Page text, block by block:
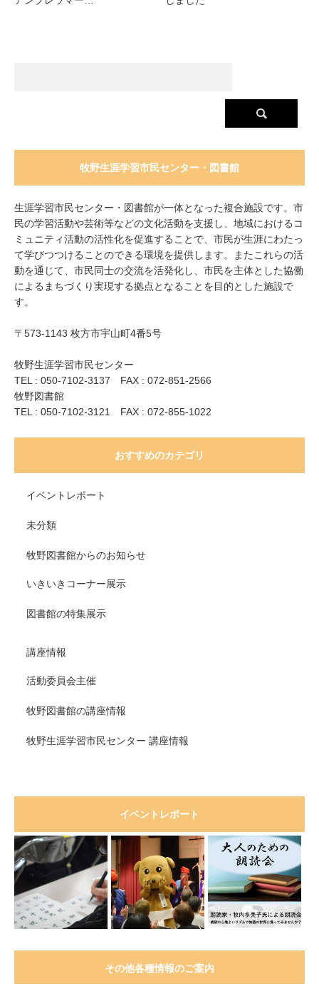
牧野生涯学習市民センター・図書館
生涯学習市民センター・図書館が一体となった複合施設です。市
民の学習活動や芸術等などの文化活動を支援し、地域におけるコ
ミュニティ活動の活性化を促進することで、市民が生涯にわたっ
て学びつつけることのできる環境を提供します。またこれらの活
動を通じて、市民同士の交流を活発化し、市民を主体とした協働
によるまちづくり実現する拠点となることを目的とした施設で
す。
〒573-1143 枚方市宇山町4番5号
牧野生涯学習市民センター
TEL : 050-7102-3137 FAX : 072-851-2566
牧野図書館
TEL : 050-7102-3121 FAX : 072-855-1022
おすすめのカテゴリ
イベントレポート
未分類
牧野図書館からのお知らせ
いきいきコーナー展示
図書館の特集展示
講座情報
活動委員会主催
牧野図書館の講座情報
牧野生涯学習市民センター 講座情報
イベントレポート
その他各種情報のご案内